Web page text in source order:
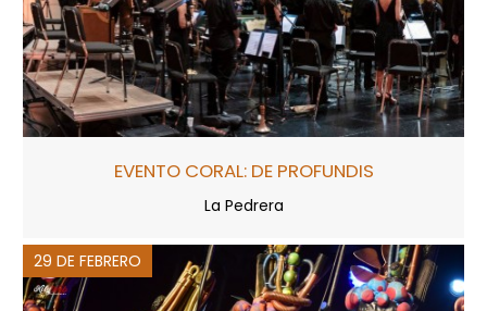
EVENTO CORAL: DE PROFUNDIS
La Pedrera
29 DE FEBRERO